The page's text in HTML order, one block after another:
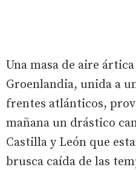
Una masa de aire
Groenlandia, unida a
frentes atlánticos,
mañana un drástico
Castilla y León que
brusca caída de las